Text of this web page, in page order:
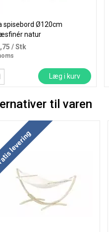
spisebord Ø120cm
natur
/ Stk
Læg i kurv
til varen
levering